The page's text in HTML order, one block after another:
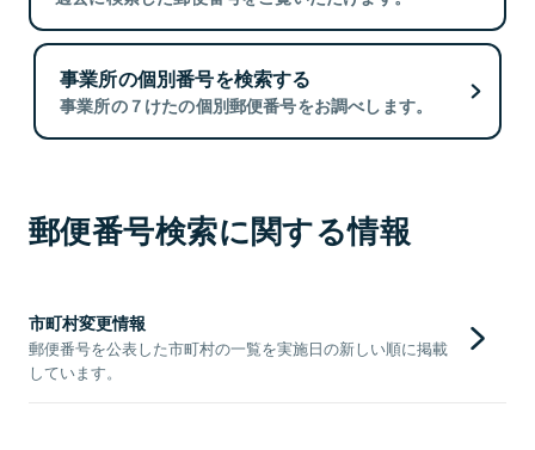
事業所の個別番号を検索する
事業所の７けたの個別郵便番号をお調べします。
郵便番号検索に関する情報
市町村変更情報
郵便番号を公表した市町村の一覧を実施日の新しい順に掲載
しています。